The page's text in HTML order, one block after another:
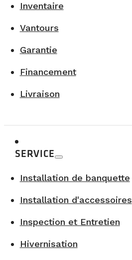
Inventaire
Vantours
Garantie
Financement
Livraison
SERVICE
Installation de banquette
Installation d'accessoires
Inspection et Entretien
Hivernisation